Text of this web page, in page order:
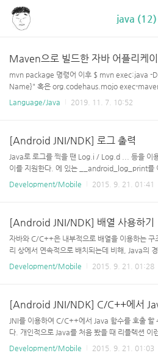
java (12)
Maven으로 빌드한 자바 어플리케
mvn package 명령어 이후 $ mvn exec:java -
Name}" 혹은 org.codehaus.mojo exec-
sicapp.App 를 추가한 후에 mvn exec:java 로 실
Language/Java 2019. 11. 7. 10:52
[Android JNI/NDK] 로그 출력
Java로 로그를 찍을 땐 Log.i / Log.d ... 등을 이
이를 지원한다. 에 있는 __android_log_print를
하면 너무 길기에 보통 아래와 같이 정의해 놓고
__android_log_print(ANDROID_LOG_INFO ,
Development/Mobile 2015. 9. 21. 01:41
[Android JNI/NDK] 배열 사용하기
자바와 C/C++은 내부적으로 배열을 이용하는
리 상에서 연속적으로 배치되는데 비해, Java의
는 않다. 이런 저런 연유로, Java와 C/C++의 배
해 확보한 메모리 영역은, 사용 후 반드시
용해 해제해야 한다는 것이다. // 새로운 int[10]
Development/Mobile 2015. 9. 21. 01:28
JNI를 이용하여 C/C++에서 Java 함수를 호출 할
다. 개인적으로 Java를 처음 봤을 때 리플렉션 이
었는데, 요즘 느끼는건 정말.. '강력하다'는 것이
Development/Mobile 2015. 9. 21. 01:03